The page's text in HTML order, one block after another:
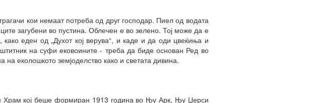
кои немаат потреба од друг господар. Пиел од водата
загубени во пустина. Облечен е во зелено. Тој може да е
еден од „Духот кој верува“, и каде и да оди цвеќиња и
на суфи ековоините - треба да биде основан Ред во
еколошкото земјоделство како и светата дивина.
Храм кој беше формиран 1913 година во Њу Арк, Њу Џерси